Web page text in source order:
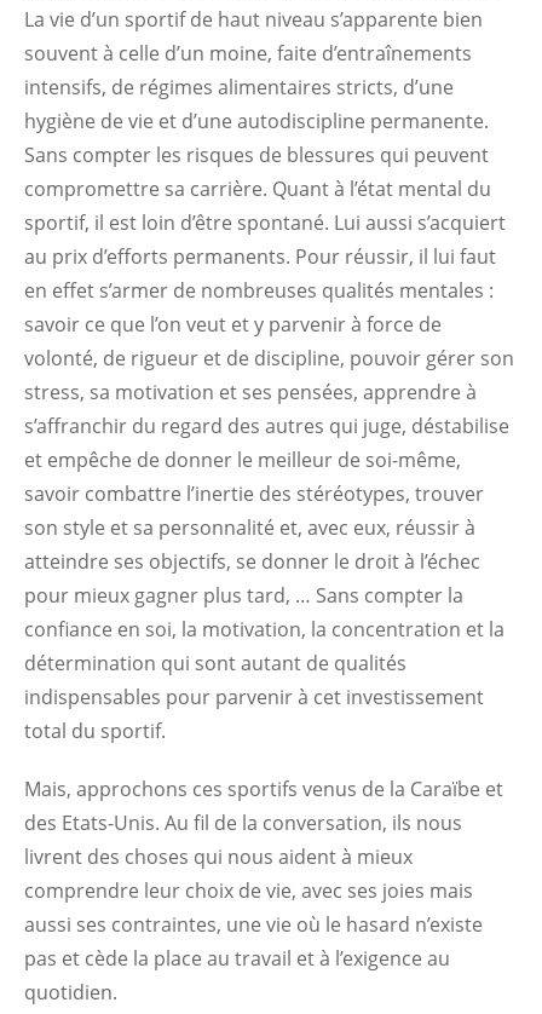
La vie d’un sportif de haut niveau s’apparente bien
souvent à celle d’un moine, faite d’entraînements
intensifs, de régimes alimentaires stricts, d’une
hygiène de vie et d’une autodiscipline permanente.
Sans compter les risques de blessures qui peuvent
compromettre sa carrière. Quant à l’état mental du
sportif, il est loin d’être spontané. Lui aussi s’acquiert
au prix d’efforts permanents. Pour réussir, il lui faut
en effet s’armer de nombreuses qualités mentales :
savoir ce que l’on veut et y parvenir à force de
volonté, de rigueur et de discipline, pouvoir gérer son
stress, sa motivation et ses pensées, apprendre à
s’affranchir du regard des autres qui juge, déstabilise
et empêche de donner le meilleur de soi-même,
savoir combattre l’inertie des stéréotypes, trouver
son style et sa personnalité et, avec eux, réussir à
atteindre ses objectifs, se donner le droit à l’échec
pour mieux gagner plus tard, … Sans compter la
confiance en soi, la motivation, la concentration et la
détermination qui sont autant de qualités
indispensables pour parvenir à cet investissement
total du sportif.
Mais, approchons ces sportifs venus de la Caraïbe et
des Etats-Unis. Au fil de la conversation, ils nous
livrent des choses qui nous aident à mieux
comprendre leur choix de vie, avec ses joies mais
aussi ses contraintes, une vie où le hasard n’existe
pas et cède la place au travail et à l’exigence au
quotidien.